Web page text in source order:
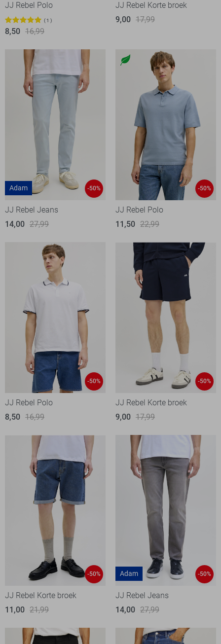
JJ Rebel Polo
1
8,50 16,99
JJ Rebel Korte broek
9,00 17,99
Adam -50%
JJ Rebel Jeans
14,00 27,99
-50%
JJ Rebel Polo
11,50 22,99
-50%
JJ Rebel Polo
8,50 16,99
-50%
JJ Rebel Korte broek
9,00 17,99
-50%
JJ Rebel Korte broek
11,00 21,99
Adam -50%
JJ Rebel Jeans
14,00 27,99